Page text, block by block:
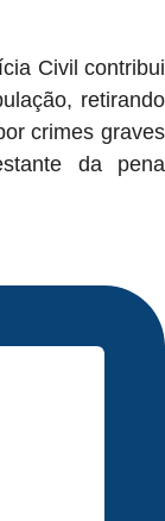
Civil contribui
retirando
crimes graves
da pena